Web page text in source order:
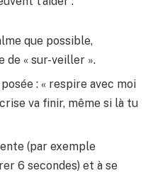
que possible,
de « sur-veiller ».
: « respire avec moi
crise va finir, même si là tu
(par exemple
6 secondes) et à se